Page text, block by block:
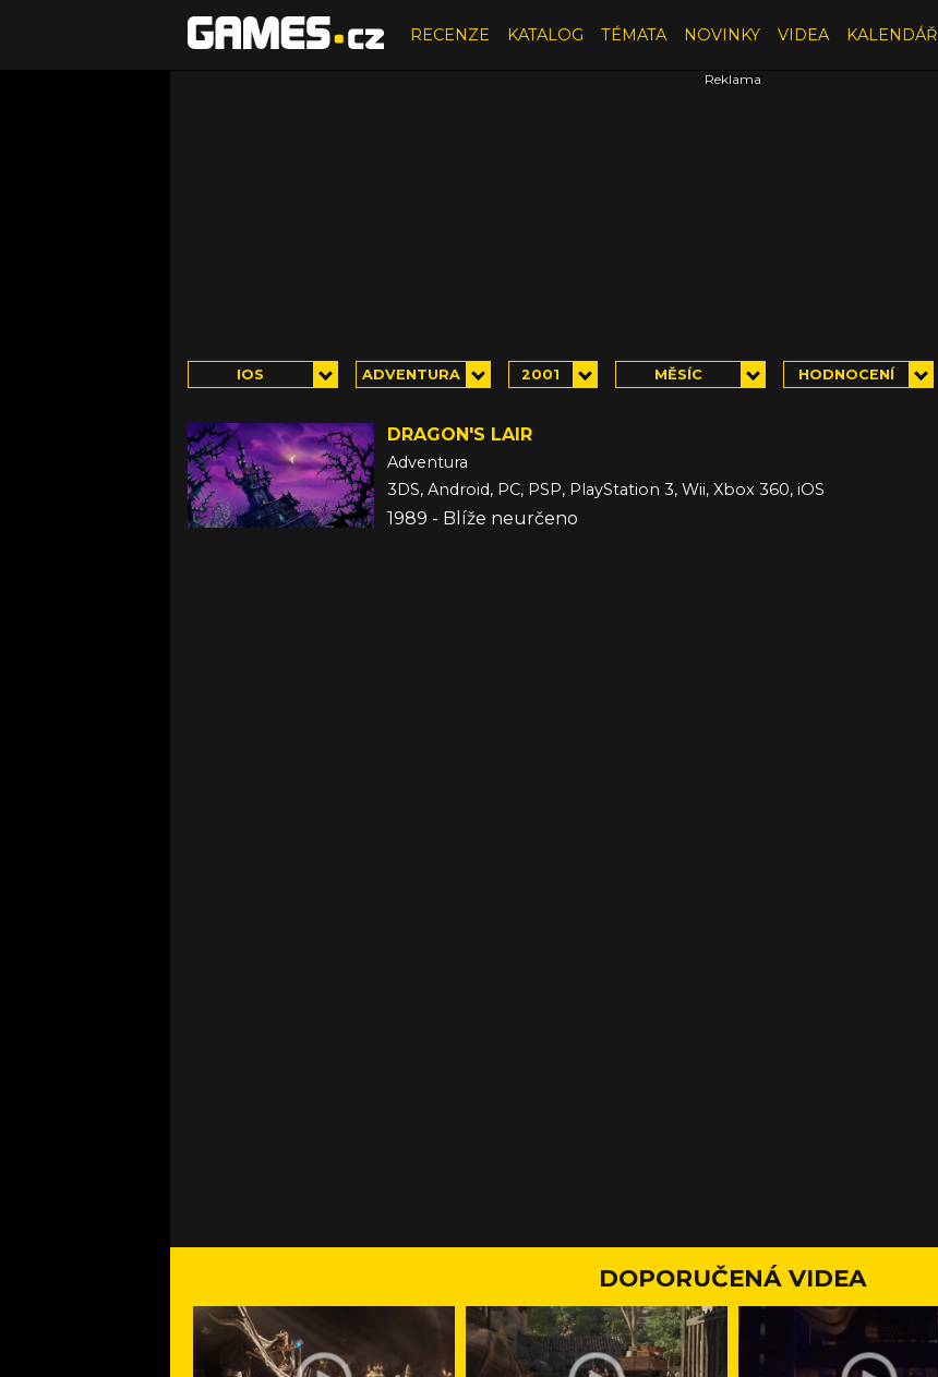
RECENZE KATALOG TÉMATA NOVINKY VIDEA KALENDÁŘ
IOS ADVENTURA 2001 MĚSÍC HODNOCENÍ
DRAGON'S LAIR
Adventura
3DS, Android, PC, PSP, PlayStation 3, Wii, Xbox 360, iOS
1989 - Blíže neurčeno
DOPORUČENÁ VIDEA